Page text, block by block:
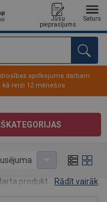
Jūsu
pieprasījums
Saturs
aprīkojuma darbam
reizi 12 mēnešos
atlasīti produkti,
produktiem.Rādīt vairāk